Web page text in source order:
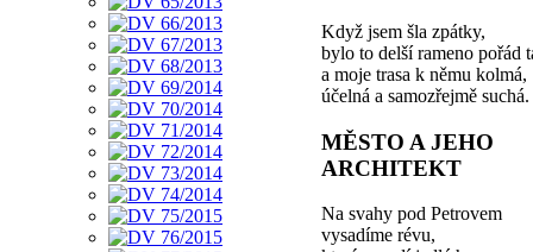
Když jsem šla zpátky,
bylo to delší rameno pořád
a moje trasa k němu kolmá,
účelná a samozřejmě suchá.
MĚSTO A JEHO
ARCHITEKT
Na svahy pod Petrovem
vysadíme révu,